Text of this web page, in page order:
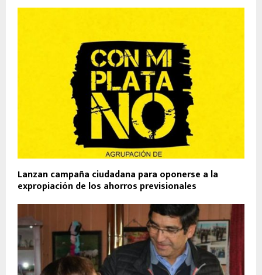
Lanzan campaña ciudadana para oponerse a la
expropiación de los ahorros previsionales